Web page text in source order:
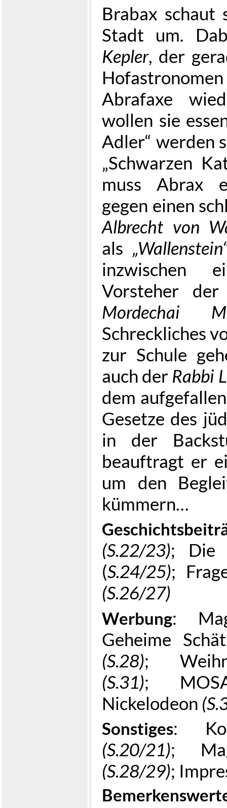
Brabax schaut
Stadt um.
Kepler, der
Hofastronomen
Abrafaxe
wollen sie
Adler“ werden
„Schwarzen
muss Abrax
gegen einen
Albrecht von
als
inzwischen
Vorsteher der
Mordechai
Schreckliches
zur Schule
auch der Rabbi
dem
Gesetze des
in der
beauftragt er
um den
kümmern…
(S.22/23); Die
(S.24/25);
(S.26/27)
Werbung:
Geheime
(S.28);
(S.31);
Nickelodeon
Sonstiges:
(S.20/21);
(S.28/29);